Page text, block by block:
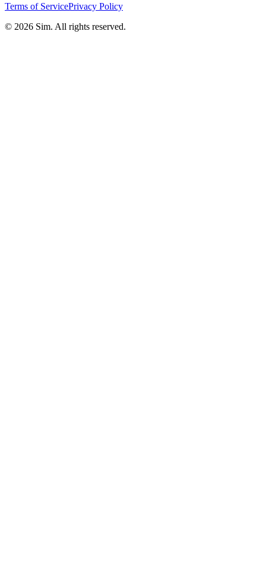
Terms of ServicePrivacy Policy
© 2026 Sim. All rights reserved.